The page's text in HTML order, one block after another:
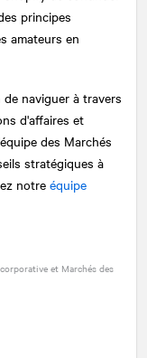
principes
amateurs en
naviguer à travers
d'affaires et
des Marchés
stratégiques à
notre équipe
et Marchés des